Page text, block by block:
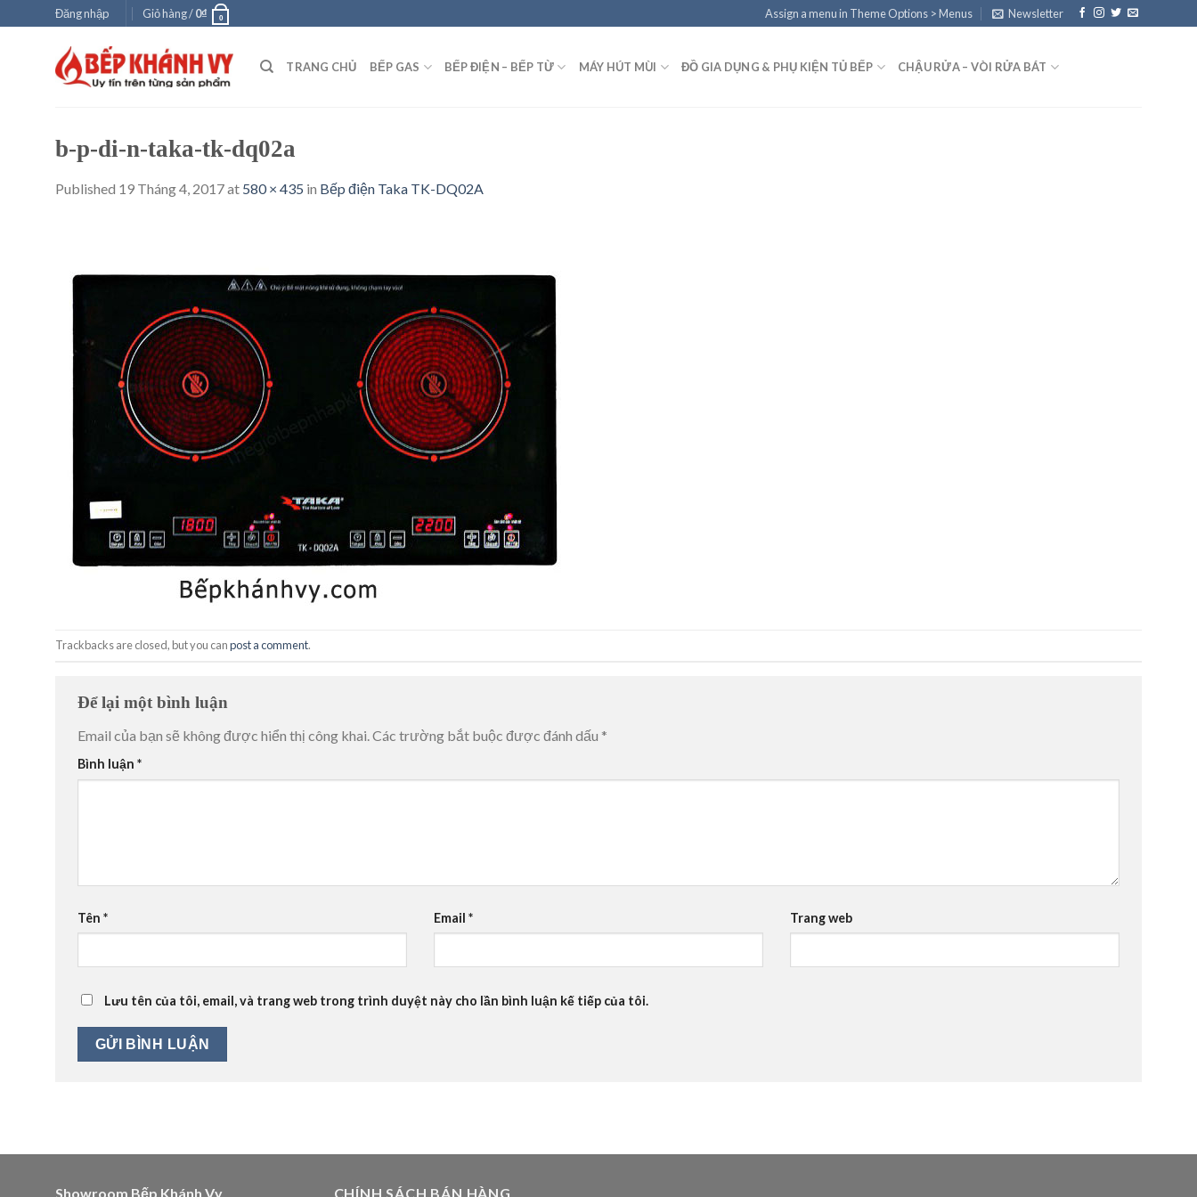
to
Đăng nhập Giỏ hàng /0₫ 0 Assign a menu in Theme Options > Menus Newsletter
TRANG CHỦ BẾP GAS BẾP ĐIỆN – BẾP TỪ MÁY HÚT MÙI ĐỒ GIA DỤNG & PHỤ KIỆN TỦ BẾP CHẬU RỬA – VÒI RỬA BÁT
b-p-di-n-taka-tk-dq02a
Published 19 Tháng 4, 2017at 580 × 435 in Bếp điện Taka TK-DQ02A
Trackbacks are closed, but you canpost a comment.
Để lại một bình luận
Email của bạn sẽ không được hiển thị công khai.Các trường bắt buộc được đánh dấu *
Bình luận *
Tên * Email * Trang web
Lưu tên của tôi, email, và trang web trong trình duyệt này cho lần bình luận kế tiếp của tôi.
Showroom Bếp Khánh Vy CHÍNH SÁCH BÁN HÀNG